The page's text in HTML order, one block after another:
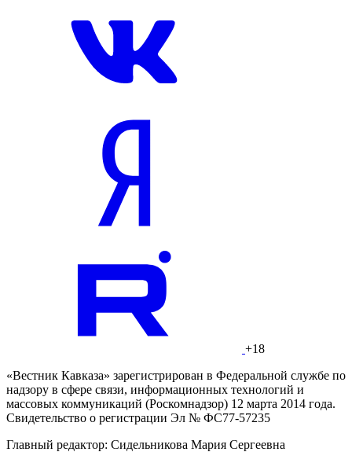
+18
«Вестник Кавказа» зарегистрирован в Федеральной службе по
надзору в сфере связи, информационных технологий и
массовых коммуникаций (Роскомнадзор) 12 марта 2014 года.
Свидетельство о регистрации Эл № ФС77-57235
Главный редактор: Сидельникова Мария Сергеевна